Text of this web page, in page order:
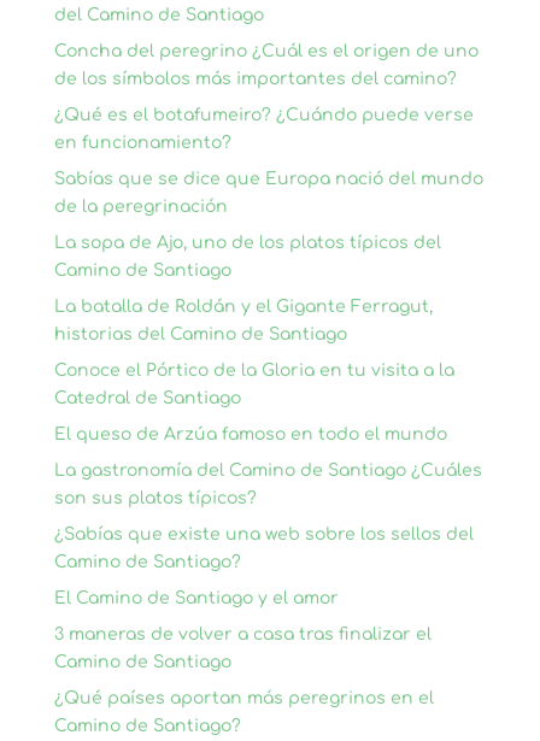
del Camino de Santiago
Concha del peregrino ¿Cuál es el origen de uno
de los símbolos más importantes del camino?
¿Qué es el botafumeiro? ¿Cuándo puede verse
en funcionamiento?
Sabías que se dice que Europa nació del mundo
de la peregrinación
La sopa de Ajo, uno de los platos típicos del
Camino de Santiago
La batalla de Roldán y el Gigante Ferragut,
historias del Camino de Santiago
Conoce el Pórtico de la Gloria en tu visita a la
Catedral de Santiago
El queso de Arzúa famoso en todo el mundo
La gastronomía del Camino de Santiago ¿Cuáles
son sus platos típicos?
¿Sabías que existe una web sobre los sellos del
Camino de Santiago?
El Camino de Santiago y el amor
3 maneras de volver a casa tras finalizar el
Camino de Santiago
¿Qué países aportan más peregrinos en el
Camino de Santiago?